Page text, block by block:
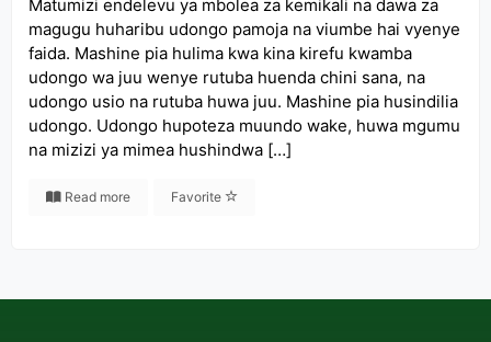
Matumizi endelevu ya mbolea za kemikali na dawa za
magugu huharibu udongo pamoja na viumbe hai vyenye
faida. Mashine pia hulima kwa kina kirefu kwamba
udongo wa juu wenye rutuba huenda chini sana, na
udongo usio na rutuba huwa juu. Mashine pia husindilia
udongo. Udongo hupoteza muundo wake, huwa mgumu
na mizizi ya mimea hushindwa […]
Read more Favorite